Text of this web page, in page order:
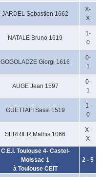
JARDEL Sebastien 1662
X-
X
NATALE Bruno 1619
1-
0
GOGOLADZE Giorgi 1616
0-
1
AUGE Jean 1597
0-
1
GUETTAFI Sassi 1519
1-
0
SERRIER Mathis 1066
X-
X
C.E.I. Toulouse 4- Castel-
Moissac 1
à Toulouse CEIT
2 - 5